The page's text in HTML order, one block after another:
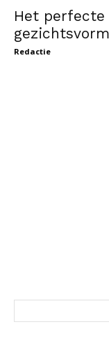
Het perfecte
gezichtsvorm
Redactie